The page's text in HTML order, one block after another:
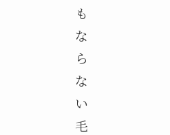
も
な
ら
な
い
毛